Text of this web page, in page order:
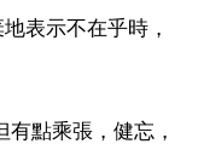
表示不在乎時，
點乘張，健忘，